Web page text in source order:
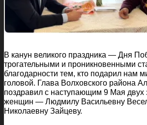
В канун великого праздника — Дня
трогательными и проникновенными
благодарности тем, кто подарил нам
головой. Глава Волховского района
поздравил с наступающим 9 Мая двух
женщин — Людмилу Васильевну
Николаевну Зайцеву.